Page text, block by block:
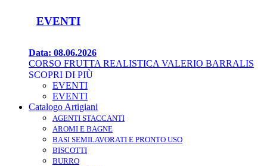
EVENTI
Data: 08.06.2026
CORSO FRUTTA REALISTICA VALERIO BARRALIS
SCOPRI DI PIÙ
EVENTI
EVENTI
Catalogo Artigiani
AGENTI STACCANTI
AROMI E BAGNE
BASI SEMILAVORATI E PRONTO USO
BISCOTTI
BURRO